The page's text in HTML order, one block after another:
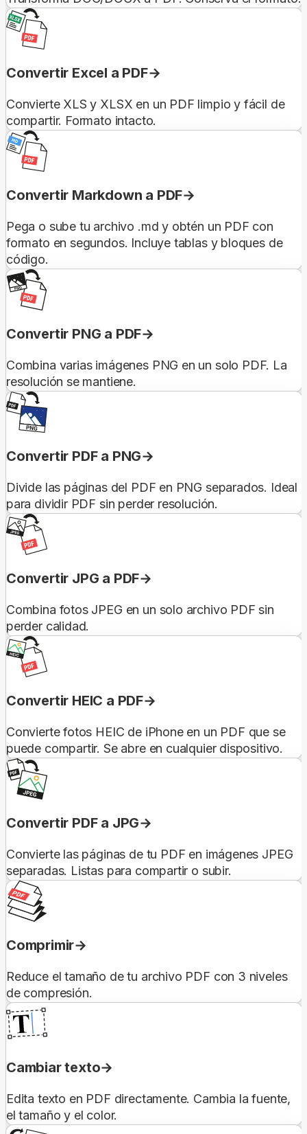
Convertir Excel a PDF
Convierte XLS y XLSX en un PDF limpio y fácil de
compartir. Formato intacto.
Convertir Markdown a PDF
Pega o sube tu archivo .md y obtén un PDF con
formato en segundos. Incluye tablas y bloques de
código.
Convertir PNG a PDF
Combina varias imágenes PNG en un solo PDF. La
resolución se mantiene.
Convertir PDF a PNG
Divide las páginas del PDF en PNG separados. Ideal
para dividir PDF sin perder resolución.
Convertir JPG a PDF
Combina fotos JPEG en un solo archivo PDF sin
perder calidad.
Convertir HEIC a PDF
Convierte fotos HEIC de iPhone en un PDF que se
puede compartir. Se abre en cualquier dispositivo.
Convertir PDF a JPG
Convierte las páginas de tu PDF en imágenes JPEG
separadas. Listas para compartir o subir.
Comprimir
Reduce el tamaño de tu archivo PDF con 3 niveles
de compresión.
Cambiar texto
Edita texto en PDF directamente. Cambia la fuente,
el tamaño y el color.